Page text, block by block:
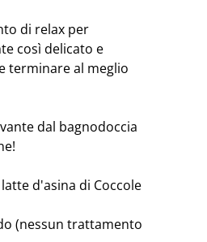
di relax per
così delicato e
terminare al meglio
dal bagnodoccia
d'asina di Coccole
(nessun trattamento